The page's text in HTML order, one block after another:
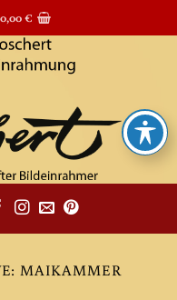
0,00€
MAIKAMMER